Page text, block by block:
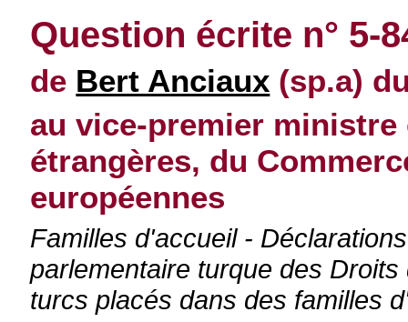
Question écrite n° 5-
de Bert Anciaux (sp.a)
au vice-premier
étrangères, du
européennes
Familles d'accueil -
parlementaire turque des
turcs placés dans des familles